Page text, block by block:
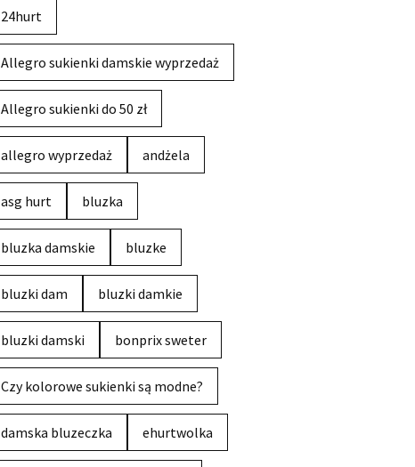
24hurt
Allegro sukienki damskie wyprzedaż
Allegro sukienki do 50 zł
allegro wyprzedaż andżela
asg hurt bluzka
bluzka damskie bluzke
bluzki dam bluzki damkie
bluzki damski bonprix sweter
Czy kolorowe sukienki są modne?
damska bluzeczka ehurtwolka